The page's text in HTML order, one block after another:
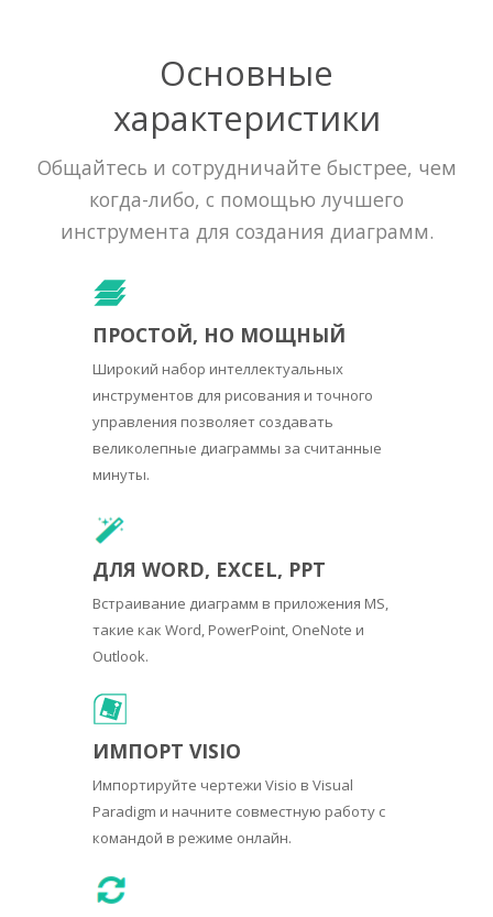
Основные
характеристики
Общайтесь и сотрудничайте быстрее, чем
когда-либо, с помощью лучшего
инструмента для создания диаграмм.
ПРОСТОЙ, НО МОЩНЫЙ
Широкий набор интеллектуальных
инструментов для рисования и точного
управления позволяет создавать
великолепные диаграммы за считанные
минуты.
ДЛЯ WORD, EXCEL, PPT
Встраивание диаграмм в приложения MS,
такие как Word, PowerPoint, OneNote и
Outlook.
ИМПОРТ VISIO
Импортируйте чертежи Visio в Visual
Paradigm и начните совместную работу с
командой в режиме онлайн.